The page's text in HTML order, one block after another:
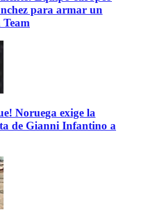
para armar un
Noruega exige la
de Gianni Infantino a